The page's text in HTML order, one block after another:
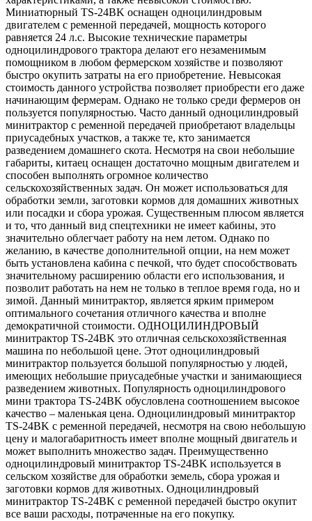
Миниатюрный TS-24BK оснащен одноцилиндровым
двигателем с ременной передачей, мощность которого
равняется 24 л.с. Высокие технические параметры
одноцилиндрового трактора делают его незаменимым
помощником в любом фермерском хозяйстве и позволяют
быстро окупить затраты на его приобретение. Невысокая
стоимость данного устройства позволяет приобрести его даже
начинающим фермерам. Однако не только среди фермеров он
пользуется популярностью. Часто данный одноцилиндровый
минитрактор с ременной передачей приобретают владельцы
приусадебных участков, а также те, кто занимается
разведением домашнего скота. Несмотря на свои небольшие
габариты, китаец оснащен достаточно мощным двигателем и
способен выполнять огромное количество
сельскохозяйственных задач. Он может использоваться для
обработки земли, заготовки кормов для домашних животных
или посадки и сбора урожая. Существенным плюсом является
и то, что данный вид спецтехники не имеет кабины, это
значительно облегчает работу на нем летом. Однако по
желанию, в качестве дополнительной опции, на нем может
быть установлена кабина с печкой, что будет способствовать
значительному расширению области его использования, и
позволит работать на нем не только в теплое время года, но и
зимой. Данный минитрактор, является ярким примером
оптимального сочетания отличного качества и вполне
демократичной стоимости. ОДНОЦИЛИНДРОВЫЙ
минитрактор TS-24BK это отличная сельскохозяйственная
машина по небольшой цене. Этот одноцилиндровый
минитрактор пользуется большой популярностью у людей,
имеющих небольшие приусадебные участки и занимающиеся
разведением животных. Популярность одноцилиндрового
мини трактора TS-24BK обусловлена соотношением высокое
качество – маленькая цена. Одноцилиндровый минитрактор
TS-24BK с ременной передачей, несмотря на свою небольшую
цену и малогабаритность имеет вполне мощный двигатель и
может выполнить множество задач. Преимущественно
одноцилиндровый минитрактор TS-24BK используется в
сельском хозяйстве для обработки земель, сбора урожая и
заготовки кормов для животных. Одноцилиндровый
минитрактор TS-24BK с ременной передачей быстро окупит
все ваши расходы, потраченные на его покупку.